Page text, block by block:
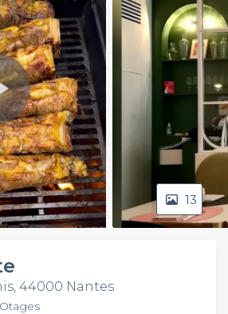
13
44000 Nantes